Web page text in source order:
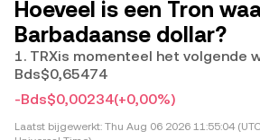
Hoeveel is een Tron
Barbadaanse dollar?
1. TRXis momenteel het volgende
Bds$0,65474
-Bds$0,00234(+0,00%)
Laatst bijgewerkt: Thu Aug 06 2026 11:55:04